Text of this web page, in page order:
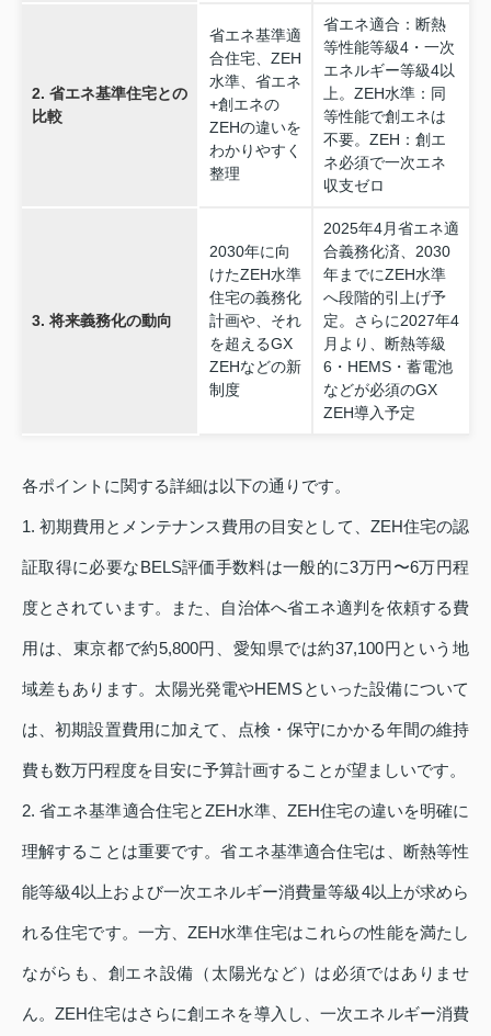
2. 省エネ基準住宅との
比較
省エネ基準適
合住宅、ZEH
水準、省エネ
+創エネの
ZEHの違いを
わかりやすく
整理
省エネ適合：断熱
等性能等級4・一次
エネルギー等級4以
上。ZEH水準：同
等性能で創エネは
不要。ZEH：創エ
ネ必須で一次エネ
収支ゼロ
3. 将来義務化の動向
2030年に向
けたZEH水準
住宅の義務化
計画や、それ
を超えるGX
ZEHなどの新
制度
2025年4月省エネ適
合義務化済、2030
年までにZEH水準
へ段階的引上げ予
定。さらに2027年4
月より、断熱等級
6・HEMS・蓄電池
などが必須のGX
ZEH導入予定
各ポイントに関する詳細は以下の通りです。
1. 初期費用とメンテナンス費用の目安として、ZEH住宅の認
証取得に必要なBELS評価手数料は一般的に3万円〜6万円程
度とされています。また、自治体へ省エネ適判を依頼する費
用は、東京都で約5,800円、愛知県では約37,100円という地
域差もあります。太陽光発電やHEMSといった設備について
は、初期設置費用に加えて、点検・保守にかかる年間の維持
費も数万円程度を目安に予算計画することが望ましいです。
2. 省エネ基準適合住宅とZEH水準、ZEH住宅の違いを明確に
理解することは重要です。省エネ基準適合住宅は、断熱等性
能等級4以上および一次エネルギー消費量等級4以上が求めら
れる住宅です。一方、ZEH水準住宅はこれらの性能を満たし
ながらも、創エネ設備（太陽光など）は必須ではありませ
ん。ZEH住宅はさらに創エネを導入し、一次エネルギー消費